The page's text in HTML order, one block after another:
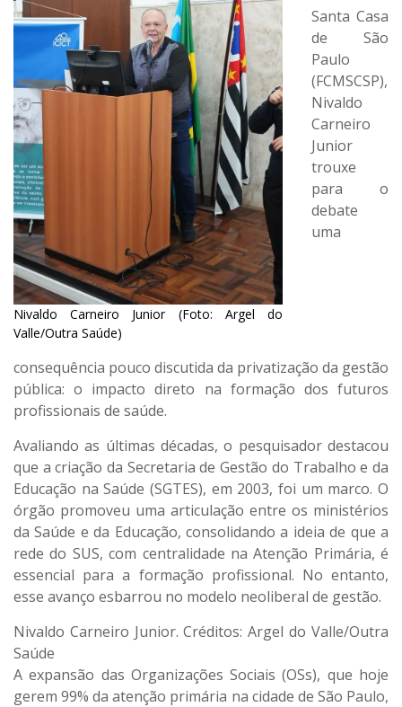
Nivaldo Carneiro Junior (Foto: Argel do
Valle/Outra Saúde)
Santa Casa
de São
Paulo
(FCMSCSP),
Nivaldo
Carneiro
Junior
trouxe
para o
debate
uma
consequência pouco discutida da privatização da gestão
pública: o impacto direto na formação dos futuros
profissionais de saúde.
Avaliando as últimas décadas, o pesquisador destacou
que a criação da Secretaria de Gestão do Trabalho e da
Educação na Saúde (SGTES), em 2003, foi um marco. O
órgão promoveu uma articulação entre os ministérios
da Saúde e da Educação, consolidando a ideia de que a
rede do SUS, com centralidade na Atenção Primária, é
essencial para a formação profissional. No entanto,
esse avanço esbarrou no modelo neoliberal de gestão.
Nivaldo Carneiro Junior. Créditos: Argel do Valle/Outra
Saúde
A expansão das Organizações Sociais (OSs), que hoje
gerem 99% da atenção primária na cidade de São Paulo,